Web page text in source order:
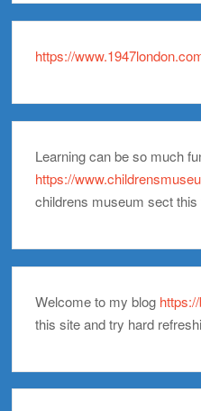
https://
Learning can be so much
https://
childrens museum sect this
Welcome to my blog
this site and try hard